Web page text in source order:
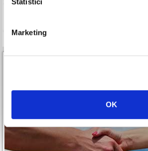
Marketing
OK
Parteneri RURIS Premium All-in-One